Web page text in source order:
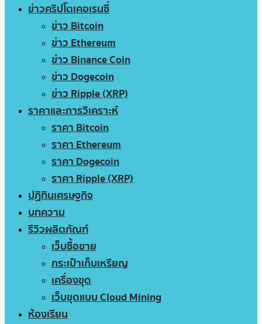
ข่าวคริปโตเคอเรนซี่
ข่าว Bitcoin
ข่าว Ethereum
ข่าว Binance Coin
ข่าว Dogecoin
ข่าว Ripple (XRP)
ราคาและการวิเคราะห์
ราคา Bitcoin
ราคา Ethereum
ราคา Dogecoin
ราคา Ripple (XRP)
ปฏิทินเศรษฐกิจ
บทความ
รีวิวผลิตภัณฑ์
เว็บซื้อขาย
กระเป๋าเก็บเหรียญ
เครื่องขุด
เว็บขุดแบบ Cloud Mining
ห้องเรียน